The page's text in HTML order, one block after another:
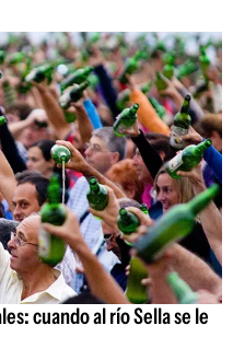
cuando al río Sella se le